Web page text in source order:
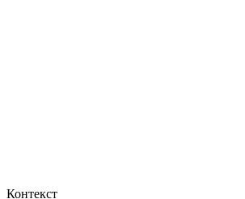
Контекст